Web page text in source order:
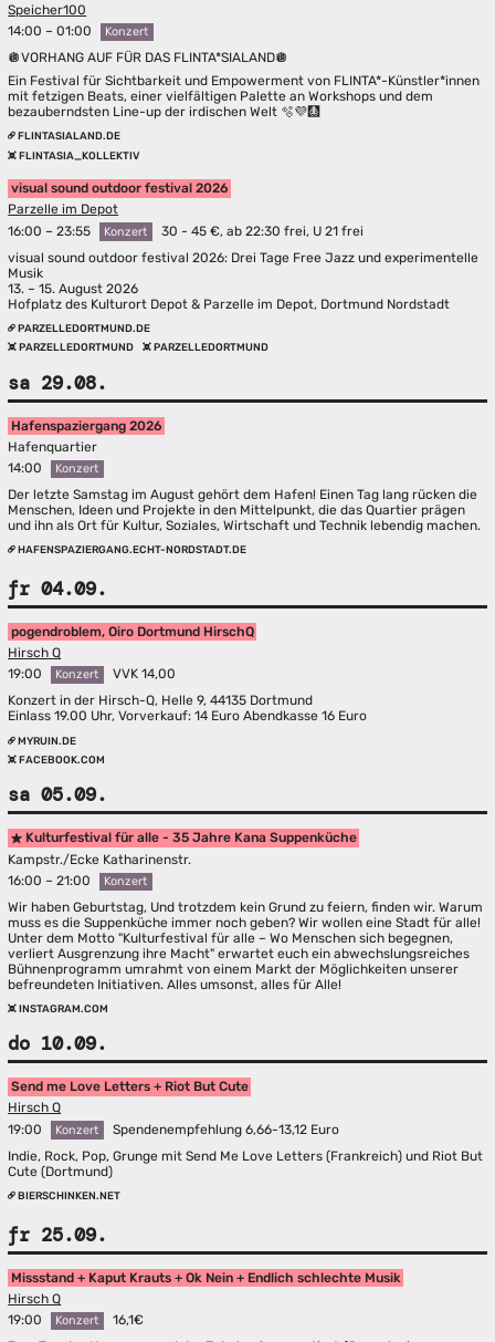
Speicher100
14:00 – 01:00
Konzert
🪩VORHANG AUF FÜR DAS FLINTA*SIALAND🪩
Ein Festival für Sichtbarkeit und Empowerment von FLINTA*-Künstler*innen
mit fetzigen Beats, einer vielfältigen Palette an Workshops und dem
bezauberndsten Line-up der irdischen Welt 🫧💜🩻
FLINTASIALAND.DE
FLINTASIA_KOLLEKTIV
visual sound outdoor festival 2026
Parzelle im Depot
16:00 – 23:55
Konzert
30 - 45 €, ab 22:30 frei, U 21 frei
visual sound outdoor festival 2026: Drei Tage Free Jazz und experimentelle
Musik
13. – 15. August 2026
Hofplatz des Kulturort Depot & Parzelle im Depot, Dortmund Nordstadt
PARZELLEDORTMUND.DE
PARZELLEDORTMUND
PARZELLEDORTMUND
sa 29.08.
Hafenspaziergang 2026
Hafenquartier
14:00
Konzert
Der letzte Samstag im August gehört dem Hafen! Einen Tag lang rücken die
Menschen, Ideen und Projekte in den Mittelpunkt, die das Quartier prägen
und ihn als Ort für Kultur, Soziales, Wirtschaft und Technik lebendig machen.
HAFENSPAZIERGANG.ECHT-NORDSTADT.DE
fr 04.09.
pogendroblem, Oiro Dortmund HirschQ
Hirsch Q
19:00
Konzert
VVK 14,00
Konzert in der Hirsch-Q, Helle 9, 44135 Dortmund
Einlass 19.00 Uhr, Vorverkauf: 14 Euro Abendkasse 16 Euro
MYRUIN.DE
FACEBOOK.COM
sa 05.09.
Kulturfestival für alle - 35 Jahre Kana Suppenküche
Kampstr./Ecke Katharinenstr.
16:00 – 21:00
Konzert
Wir haben Geburtstag, Und trotzdem kein Grund zu feiern, finden wir. Warum
muss es die Suppenküche immer noch geben? Wir wollen eine Stadt für alle!
Unter dem Motto "Kulturfestival für alle – Wo Menschen sich begegnen,
verliert Ausgrenzung ihre Macht" erwartet euch ein abwechslungsreiches
Bühnenprogramm umrahmt von einem Markt der Möglichkeiten unserer
befreundeten Initiativen. Alles umsonst, alles für Alle!
INSTAGRAM.COM
do 10.09.
Send me Love Letters + Riot But Cute
Hirsch Q
19:00
Konzert
Spendenempfehlung 6,66-13,12 Euro
Indie, Rock, Pop, Grunge mit Send Me Love Letters (Frankreich) und Riot But
Cute (Dortmund)
BIERSCHINKEN.NET
fr 25.09.
Missstand + Kaput Krauts + Ok Nein + Endlich schlechte Musik
Hirsch Q
19:00
Konzert
16,1€